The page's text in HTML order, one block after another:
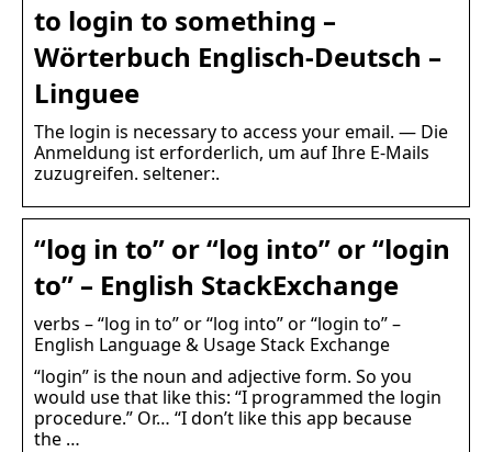
to login to something –
Wörterbuch Englisch-Deutsch –
Linguee
The login is necessary to access your email. — Die
Anmeldung ist erforderlich, um auf Ihre E-Mails
zuzugreifen. seltener:.
“log in to” or “log into” or “login
to” – English StackExchange
verbs – “log in to” or “log into” or “login to” –
English Language & Usage Stack Exchange
“login” is the noun and adjective form. So you
would use that like this: “I programmed the login
procedure.” Or… “I don’t like this app because
the …